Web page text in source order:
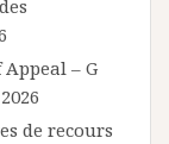
– G
de recours